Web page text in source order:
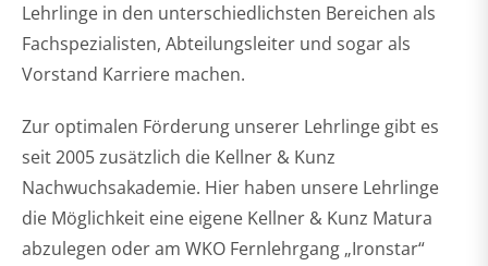
Lehrlinge in den unterschiedlichsten Bereichen als
Fachspezialisten, Abteilungsleiter und sogar als
Vorstand Karriere machen.
Zur optimalen Förderung unserer Lehrlinge gibt es
seit 2005 zusätzlich die Kellner & Kunz
Nachwuchsakademie. Hier haben unsere Lehrlinge
die Möglichkeit eine eigene Kellner & Kunz Matura
abzulegen oder am WKO Fernlehrgang „Ironstar“